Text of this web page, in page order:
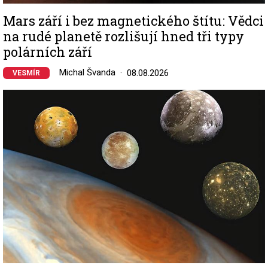
Mars září i bez magnetického štítu: Vědci
na rudé planetě rozlišují hned tři typy
polárních září
VESMÍR Michal Švanda 08.08.2026